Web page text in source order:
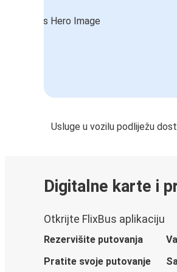
Usluge u vozilu podliježu
Digitalne karte i
Otkrijte FlixBus aplikaciju
Rezervišite putovanja
Pratite svoje putovanje